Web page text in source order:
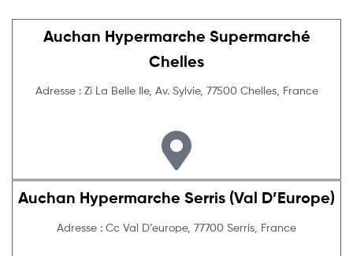
Auchan Hypermarche Supermarché
Chelles
Adresse : Zi La Belle Ile, Av. Sylvie, 77500 Chelles, France
Auchan Hypermarche Serris (Val D’Europe)
Adresse : Cc Val D’europe, 77700 Serris, France